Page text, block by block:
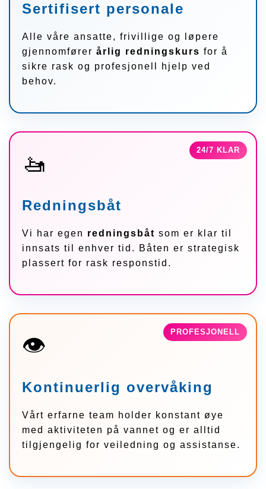
Sertifisert personale
Alle våre ansatte, frivillige og løpere
gjennomfører årlig redningskurs for å
sikre rask og profesjonell hjelp ved
behov.
🚤
Redningsbåt
Vi har egen redningsbåt som er klar til
innsats til enhver tid. Båten er strategisk
plassert for rask responstid.
24/7 KLAR
👁️
Kontinuerlig overvåking
Vårt erfarne team holder konstant øye
med aktiviteten på vannet og er alltid
tilgjengelig for veiledning og assistanse.
PROFESJONELL